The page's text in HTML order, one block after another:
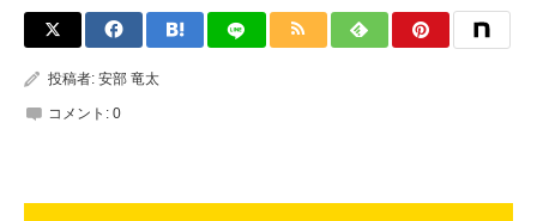
投稿者: 安部 竜太
コメント: 0